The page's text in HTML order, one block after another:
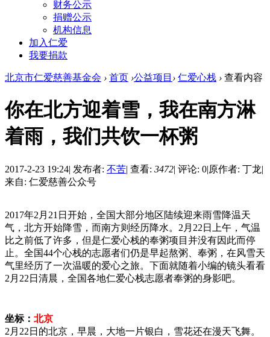
财务公示
捐赠公示
机构信息
加入仁爱
我要捐款
北京市仁爱慈善基金会 › 首页 ›公益项目 › 仁爱心栈 › 查看内容
你在北方迎着雪，我在南方淋
着雨，我们共饮一杯粥
2017-2-23 19:24| 发布者: 不苦| 查看: 3472| 评论: 0|原作者: 丁龙|
来自: 仁爱慈善公众号
2017年2月21日开始，全国大部分地区陆续迎来雨雪降温天
气，北方开始降雪，而南方则经历降水。2月22日上午，气温
比之前低了许多，但是仁爱心栈的奉粥项目并没有因此而停
止。全国44个心栈的志愿者们仍是早起熬粥、奉粥，在风雪天
气里经历了一次温暖的爱心之旅。下面就随着小编的镜头看看
2月22日清晨，全国各地仁爱心栈志愿者奉粥的身影吧。
坐标： 北京
2月22日的北京，早晨，大地一片银白，雪花还在漫天飞舞。